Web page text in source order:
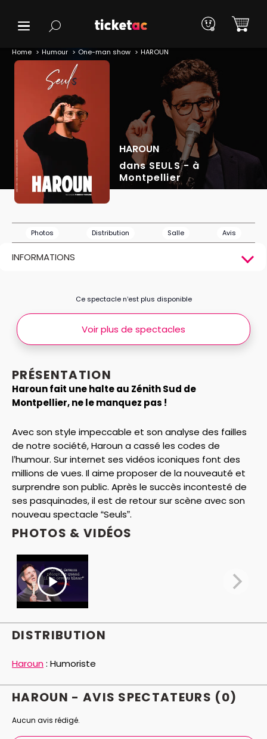
Home Humour One-man show HAROUN
HAROUN
dans SEULS - à
Montpellier
Photos Distribution Salle Avis
INFORMATIONS
PRÉSENTATION
Haroun fait une halte au Zénith Sud de
Montpellier, ne le manquez pas !
Avec son style impeccable et son analyse des failles
de notre société, Haroun a cassé les codes de
l’humour. Sur internet ses vidéos iconiques font des
millions de vues. Il aime proposer de la nouveauté et
surprendre son public. Après le succès incontesté de
ses pasquinades, il est de retour sur scène avec son
nouveau spectacle “Seuls”.
Ce spectacle n’est plus disponible
Voir plus de spectacles
PHOTOS & VIDÉOS
DISTRIBUTION
Haroun: Humoriste
HAROUN - AVIS SPECTATEURS (0)
Aucun avis rédigé.